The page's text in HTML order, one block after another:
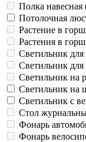
Полка навесная
Потолочная
Растение в
Растения в
Светильник
Светильник для
Светильник на
Светильник на
Светильник с
Стол
Фонарь
Фонарь